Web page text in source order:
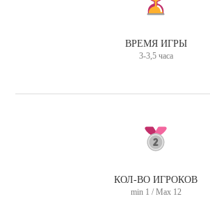
ВРЕМЯ ИГРЫ
3-3,5 часа
КОЛ-ВО ИГРОКОВ
min 1 / Max 12